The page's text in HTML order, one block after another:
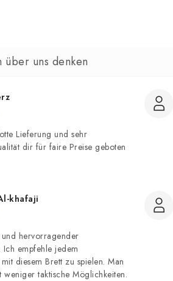
Lieferung und sehr
dir für faire Preise geboten
khafaji
hervorragender
Ich empfehle jedem
diesem Brett zu spielen. Man
weniger taktische Möglichkeiten.